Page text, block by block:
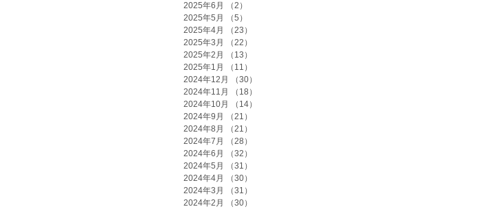
2025年6月
（2）
2025年5月
（5）
2025年4月
（23）
2025年3月
（22）
2025年2月
（13）
2025年1月
（11）
2024年12月
（30）
2024年11月
（18）
2024年10月
（14）
2024年9月
（21）
2024年8月
（21）
2024年7月
（28）
2024年6月
（32）
2024年5月
（31）
2024年4月
（30）
2024年3月
（31）
2024年2月
（30）